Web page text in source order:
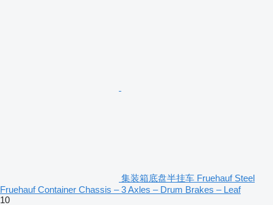
集装箱底盘半挂车 Fruehauf Steel
Fruehauf Container Chassis – 3 Axles – Drum Brakes – Leaf
10